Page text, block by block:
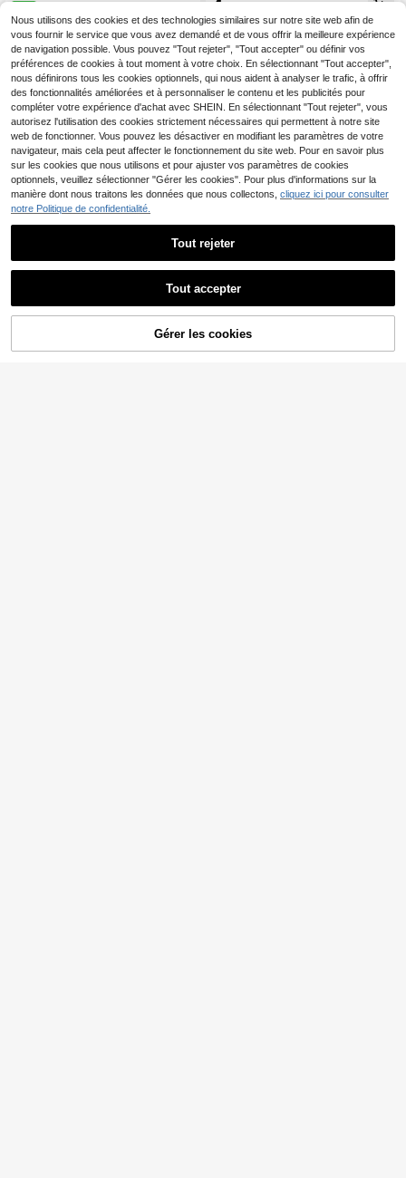
tes de couleur unie, chaussettes tri
cotées chaudes pour femmes, style
sous-culture Y2K, chaussettes JK,
6 couleurs, convient pour l'automn
e/l'hiver
6
nnes et douces, convenant
4
AJOUTER AU PANIER
Nous utilisons des cookies et des technologies similaires sur notre site web afin de
vous fournir le service que vous avez demandé et de vous offrir la meilleure expérience
de navigation possible. Vous pouvez "Tout rejeter", "Tout accepter" ou définir vos
préférences de cookies à tout moment à votre choix. En sélectionnant "Tout accepter",
nous définirons tous les cookies optionnels, qui nous aident à analyser le trafic, à offrir
des fonctionnalités améliorées et à personnaliser le contenu et les publicités pour
compléter votre expérience d'achat avec SHEIN. En sélectionnant "Tout rejeter", vous
autorisez l'utilisation des cookies strictement nécessaires qui permettent à notre site
web de fonctionner. Vous pouvez les désactiver en modifiant les paramètres de votre
navigateur, mais cela peut affecter le fonctionnement du site web. Pour en savoir plus
sur les cookies que nous utilisons et pour ajuster vos paramètres de cookies
optionnels, veuillez sélectionner "Gérer les cookies". Pour plus d'informations sur la
manière dont nous traitons les données que nous collectons, cliquez ici pour consulter
notre Politique de confidentialité.
Tout rejeter
Tout accepter
Gérer les cookies